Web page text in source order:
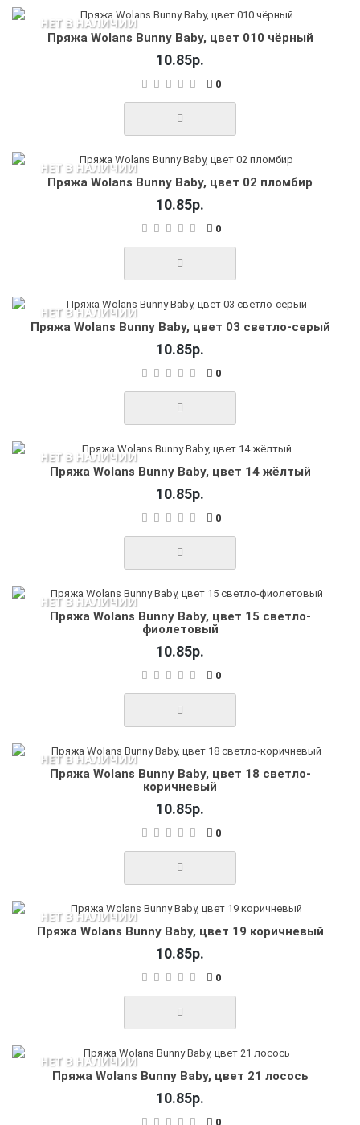
НЕТ В НАЛИЧИИ
Пряжа Wolans Bunny Baby, цвет 010 чёрный
10.85р.
0
НЕТ В НАЛИЧИИ
Пряжа Wolans Bunny Baby, цвет 02 пломбир
10.85р.
0
НЕТ В НАЛИЧИИ
Пряжа Wolans Bunny Baby, цвет 03 светло-серый
10.85р.
0
НЕТ В НАЛИЧИИ
Пряжа Wolans Bunny Baby, цвет 14 жёлтый
10.85р.
0
НЕТ В НАЛИЧИИ
Пряжа Wolans Bunny Baby, цвет 15 светло-
фиолетовый
10.85р.
0
НЕТ В НАЛИЧИИ
Пряжа Wolans Bunny Baby, цвет 18 светло-
коричневый
10.85р.
0
НЕТ В НАЛИЧИИ
Пряжа Wolans Bunny Baby, цвет 19 коричневый
10.85р.
0
НЕТ В НАЛИЧИИ
Пряжа Wolans Bunny Baby, цвет 21 лосось
10.85р.
0